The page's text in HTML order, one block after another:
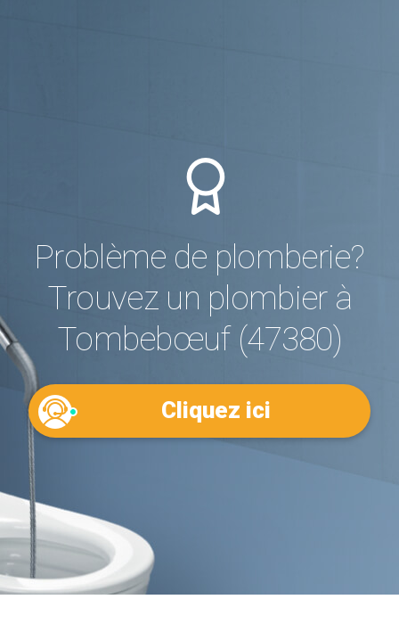
Problème de plomberie?
Trouvez un plombier à
Tombebœuf (47380)
Cliquez ici